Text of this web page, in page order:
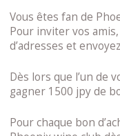
Vous êtes fan de
Pour inviter vos
d’adresses et
Dès lors que l’un de
gagner 1500 jpy de
Pour chaque bon